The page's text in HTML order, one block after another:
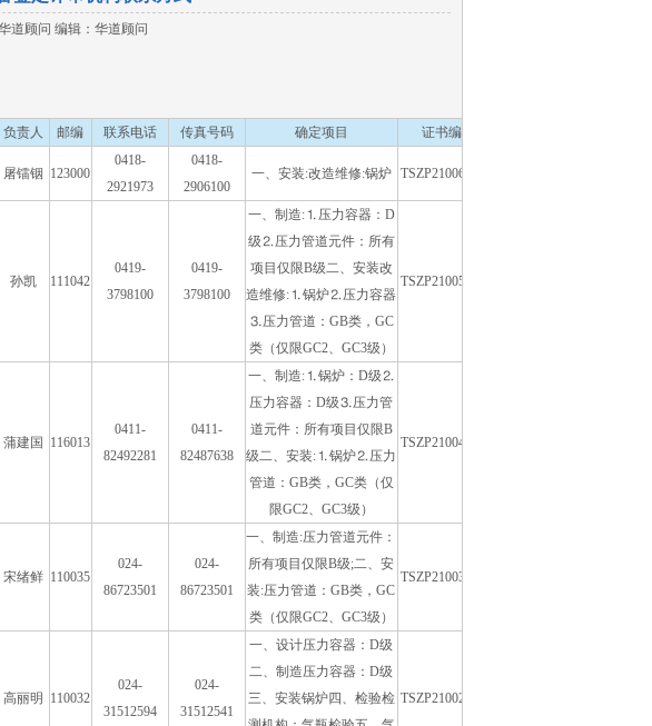
道顾问 编辑：华道顾问
负责人 邮编 联系电话 传真号码 确定项目 证书编号
屠镭铟 123000
0418-
2921973
0418-
2906100
一、安装:改造维修:锅炉 TSZP21006-2007
孙凯 111042
0419-
3798100
0419-
3798100
一、制造:⒈压力容器：D
级⒉压力管道元件：所有
项目仅限B级二、安装改
造维修:⒈锅炉⒉压力容器
⒊压力管道：GB类，GC
类（仅限GC2、GC3级）
TSZP21005-2007
蒲建国 116013
0411-
82492281
0411-
82487638
一、制造:⒈锅炉：D级⒉
压力容器：D级⒊压力管
道元件：所有项目仅限B
级二、安装:⒈锅炉⒉压力
管道：GB类，GC类（仅
限GC2、GC3级）
TSZP21004-2007
宋绪鲜 110035
024-
86723501
024-
86723501
一、制造:压力管道元件：
所有项目仅限B级;二、安
装:压力管道：GB类，GC
类（仅限GC2、GC3级）
TSZP21003-2007
高丽明 110032
024-
31512594
024-
31512541
一、设计压力容器：D级
二、制造压力容器：D级
三、安装锅炉四、检验检 TSZP21002-2007